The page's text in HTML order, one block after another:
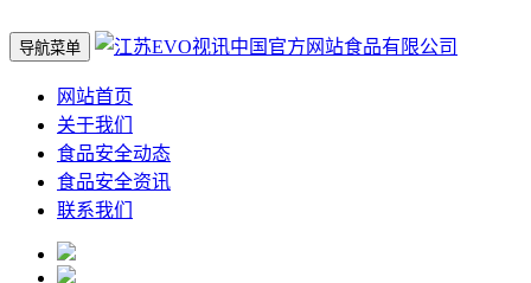
导航菜单
网站首页
关于我们
食品安全动态
食品安全资讯
联系我们